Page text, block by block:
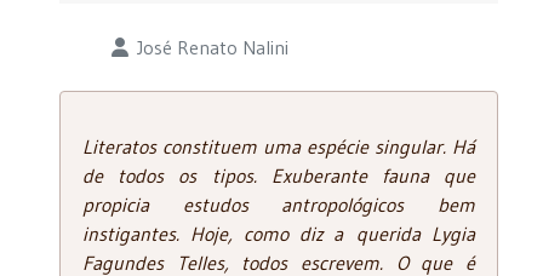
Detalhes José Renato Nalini
Literatos constituem uma espécie singular. Há
de todos os tipos. Exuberante fauna que
propicia estudos antropológicos bem
instigantes. Hoje, como diz a querida Lygia
Fagundes Telles, todos escrevem. O que é